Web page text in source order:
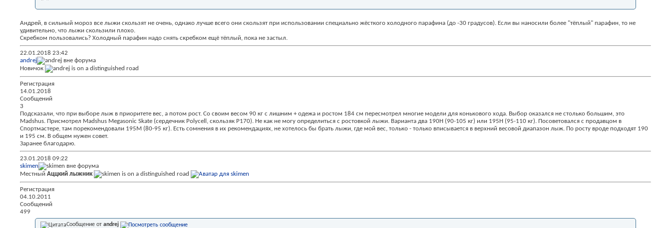
Андрей, в сильный мороз все лыжи скользят не очень, однако лучше всего они скользят при использовании специально жёсткого холодного парафина (до -30 градусов). Если вы наносили более "тёплый" парафин, то не
удивительно, что лыжи скользили плохо.
Скребком пользовались? Холодный парафин надо снять скребком ещё тёплый, пока не застыл.
22.01.2018 23:42
andrej
Новичок
Регистрация
14.01.2018
Сообщений
3
Подсказали, что при выборе лыж в приоритете вес, а потом рост. Со своим весом 90 кг с лишним + одежа и ростом 184 см пересмотрел многие модели для конькового хода. Выбор оказался не столько большим, это
Madshus. Присмотрел Madshus Megasonic Skate (сердечник Polycell, скользяк P170). Не как не могу определиться с ростовкой лыжи. Варианта два 190Н (90-105 кг) или 195Н (95-110 кг). Посоветовался с продавцом в
Спортмастере, там порекомендовали 195М (80-95 кг). Есть сомнения в их рекомендациях, не хотелось бы брать лыжи, где мой вес, только - только вписывается в верхний весовой диапазон лыж. По росту вроде подходят 190
и 195 см. В общем нужен совет.
Заранее благодарю.
23.01.2018 09:22
skimen
Местный Аццкий лыжник
Регистрация
04.10.2011
Сообщений
499
Сообщение от andrej